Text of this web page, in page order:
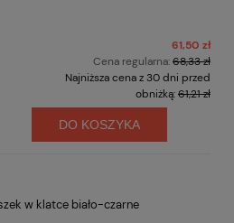
61,50 zł
Cena regularna:68,33 zł
Najniższa cena z 30 dni przed
obniżką:61,21 zł
DO KOSZYKA
w klatce biało-czarne